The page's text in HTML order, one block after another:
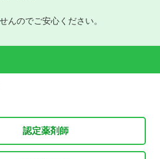
んのでご安心ください。
認定薬剤師